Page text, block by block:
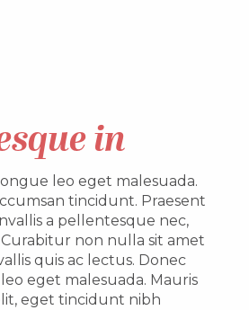
in
leo eget malesuada.
tincidunt. Praesent
a pellentesque nec,
Curabitur non nulla sit amet
quis ac lectus. Donec
eget malesuada. Mauris
eget tincidunt nibh